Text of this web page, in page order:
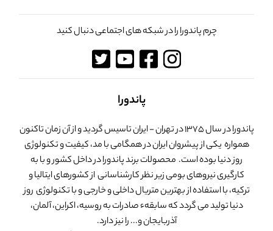
چرم پاندورا را در شبکه های اجتماعی دنبال کنید
پاندورا
پاندورا در سال 1375 در تهران - ایران تاسیس گردید و از آن زمان تاکنون
همواره یکی از پیشروان ایران در همگامی با مد، کیفیت و تکنولوژی
روز دنیا بوده است. محصولات برند پاندورا در داخل کشور و با به
کارگیری نیروهای بومی زیر نظر کارشناسانی از کشورهای ایتالیا و
ترکیه، با استفاده از بهترین متریال داخلی و خارجی و با تکنولوژی روز
دنیا تولید می گردد که سابقهء صادرات به روسیه، اکراین، آلمان،
آذربایجان و... را نیز دارد.